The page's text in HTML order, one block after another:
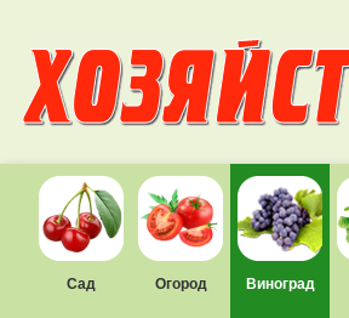
Сад Огород Виноград